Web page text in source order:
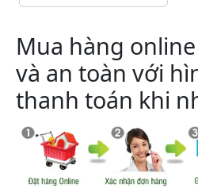
Mua hàng
và an toàn với
thanh toán khi